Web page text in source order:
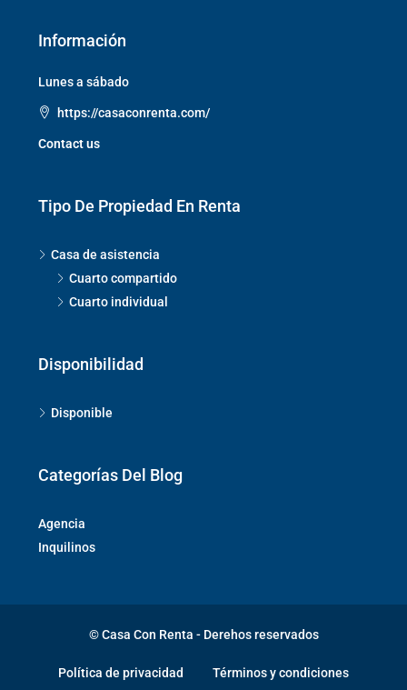
Información
Lunes a sábado
https://casaconrenta.com/
Contact us
Tipo De Propiedad En Renta
Casa de asistencia
Cuarto compartido
Cuarto individual
Disponibilidad
Disponible
Categorías Del Blog
Agencia
Inquilinos
© Casa Con Renta - Derehos reservados
Política de privacidad Términos y condiciones